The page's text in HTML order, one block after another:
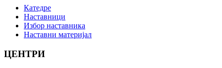
Катедре
Наставници
Избор наставника
Наставни материјал
ЦЕНТРИ